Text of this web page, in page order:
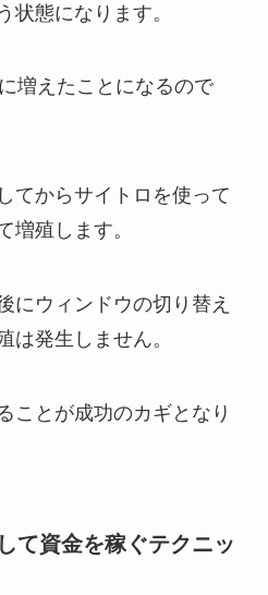
状態になります。
増えたことになるので
てからサイトロを使って
増殖します。
にウィンドウの切り替え
は発生しません。
ことが成功のカギとなり
て資金を稼ぐテクニッ